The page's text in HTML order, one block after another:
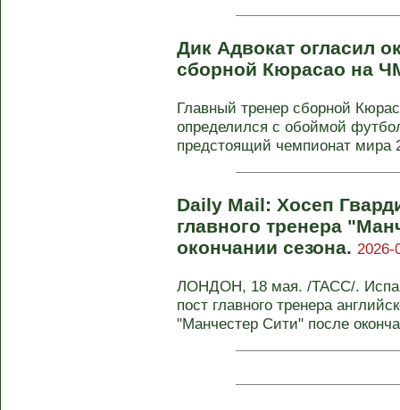
Дик Адвокат огласил
сборной Кюрасао на
Главный тренер сборной
определился с обоймой
предстоящий чемпионат мира
Daily Mail: Хосеп
главного тренера
окончании сезона. 2026-
ЛОНДОН, 18 мая. /ТАСС/.
пост главного тренера
"Манчестер Сити" после